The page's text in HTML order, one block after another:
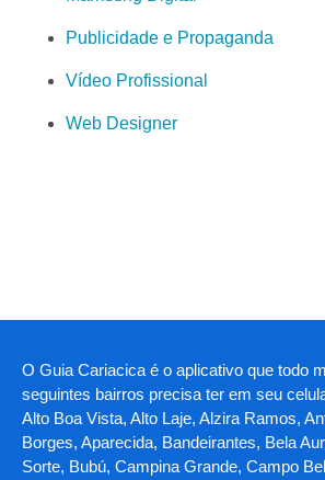
Publicidade e Propaganda
Vídeo Profissional
Web Designer
O Guia Cariacica é o aplicativo que todo
seguintes bairros precisa ter em seu
Alto Boa Vista, Alto Laje, Alzira Ramos,
Borges, Aparecida, Bandeirantes, Bela
Sorte, Bubú, Campina Grande, Campo